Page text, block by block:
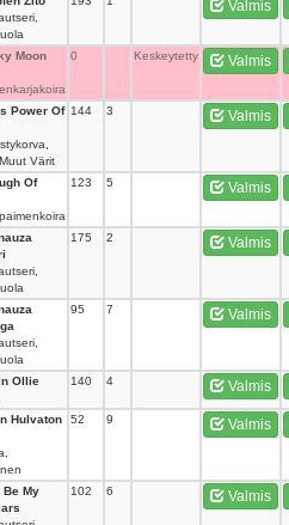
Valmis
Moon
0 Keskeytetty Valmis
Power Of
Värit
144 3 Valmis
Of
123 5 Valmis
175 2 Valmis
95 7 Valmis
Ollie
140 4 Valmis
Hulvaton
52 9 Valmis
Be My
102 6 Valmis